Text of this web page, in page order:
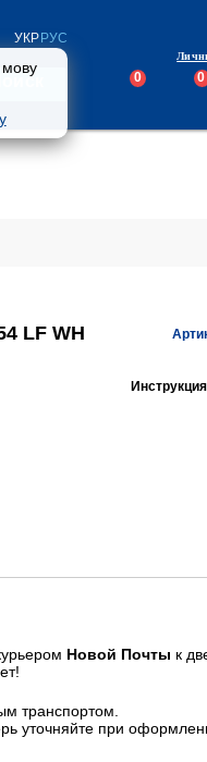
УКР РУС
мову
0 0
LF WH
Инструкция
Новой Почты к
транспортом.
уточняйте при